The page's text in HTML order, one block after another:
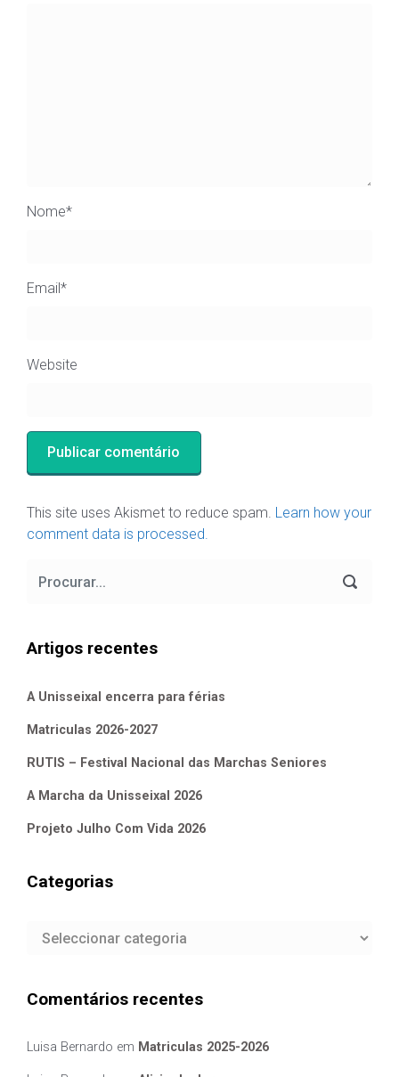
Nome*
Email*
Website
This site uses Akismet to reduce spam. Learn how your
comment data is processed.
Artigos recentes
A Unisseixal encerra para férias
Matriculas 2026-2027
RUTIS – Festival Nacional das Marchas Seniores
A Marcha da Unisseixal 2026
Projeto Julho Com Vida 2026
Categorias
Categorias
Comentários recentes
Luisa Bernardo em Matriculas 2025-2026